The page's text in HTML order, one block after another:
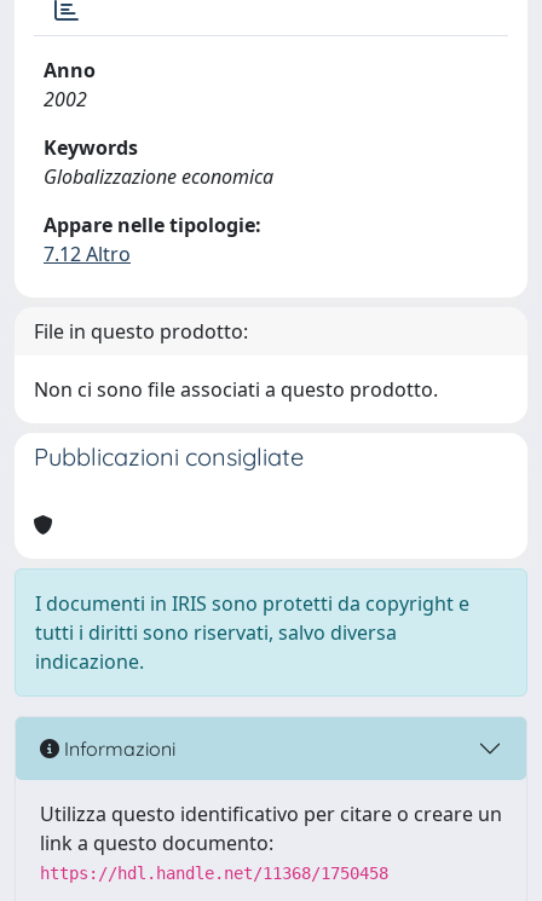
Anno
2002
Keywords
Globalizzazione economica
Appare nelle tipologie:
7.12 Altro
File in questo prodotto:
Non ci sono file associati a questo prodotto.
Pubblicazioni consigliate
I documenti in IRIS sono protetti da copyright e
tutti i diritti sono riservati, salvo diversa
indicazione.
Informazioni
Utilizza questo identificativo per citare o creare un
link a questo documento:
https://hdl.handle.net/11368/1750458